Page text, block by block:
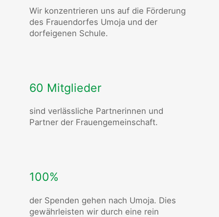
Wir konzentrieren uns auf die Förderung
des Frauendorfes Umoja und der
dorfeigenen Schule.
60 Mitglieder
sind verlässliche Partnerinnen und
Partner der Frauengemeinschaft.
100%
der Spenden gehen nach Umoja. Dies
gewährleisten wir durch eine rein